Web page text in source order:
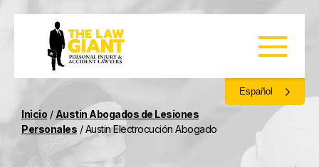
Español
Inicio / Austin Abogados de Lesiones
Personales /Austin Electrocución Abogado